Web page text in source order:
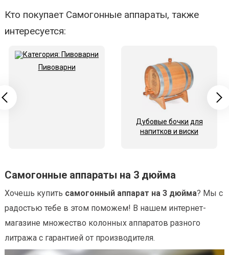
Кто покупает Самогонные аппараты, также
интересуется:
Пивоварни
Дубовые бочки для
напитков и виски
Самогонные аппараты на 3 дюйма
Хочешь купить самогонный аппарат на 3 дюйма? Мы с
радостью тебе в этом поможем! В нашем интернет-
магазине множество колонных аппаратов разного
литража с гарантией от производителя.